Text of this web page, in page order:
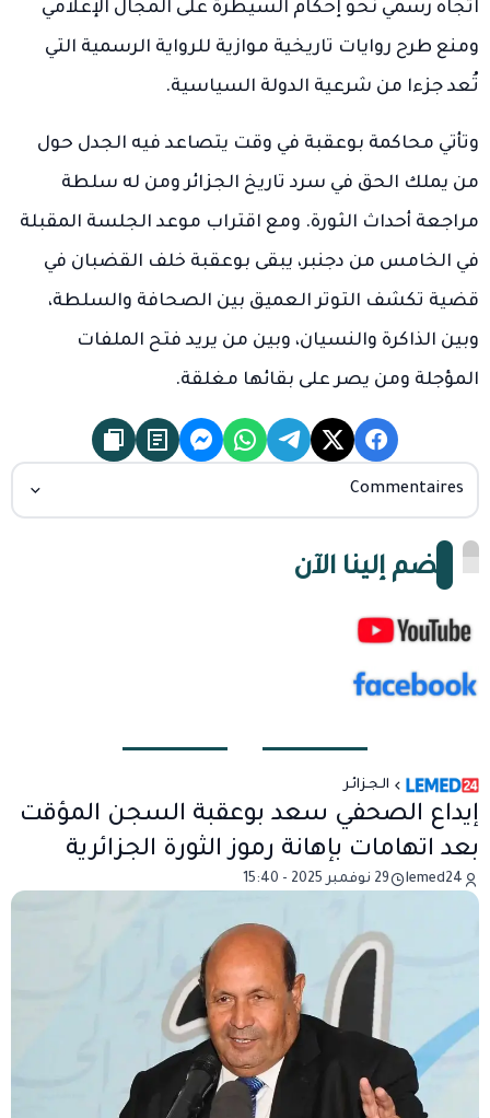
اتجاه رسمي نحو إحكام السيطرة على المجال الإعلامي
ومنع طرح روايات تاريخية موازية للرواية الرسمية التي
تُعد جزءا من شرعية الدولة السياسية.
وتأتي محاكمة بوعقبة في وقت يتصاعد فيه الجدل حول
من يملك الحق في سرد تاريخ الجزائر ومن له سلطة
مراجعة أحداث الثورة. ومع اقتراب موعد الجلسة المقبلة
في الخامس من دجنبر، يبقى بوعقبة خلف القضبان في
قضية تكشف التوتر العميق بين الصحافة والسلطة،
وبين الذاكرة والنسيان، وبين من يريد فتح الملفات
المؤجلة ومن يصر على بقائها مغلقة.
Commentaires
انضم إلينا الآن
الـجـزائـر
إيداع الصحفي سعد بوعقبة السجن المؤقت
بعد اتهامات بإهانة رموز الثورة الجزائرية
lemed24 29 نوفمبر 2025 - 15:40